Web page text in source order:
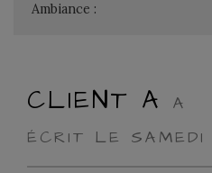
Ambiance :
CLIENT A
A
ÉCRIT LE